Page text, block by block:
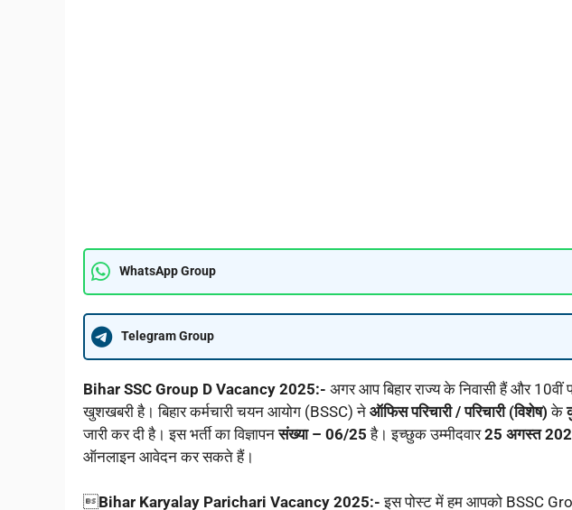
WhatsApp Group
Telegram Group
Bihar SSC Group D Vacancy 2025:- अगर आप बिहार राज्य के निवासी हैं और
खुशखबरी है। बिहार कर्मचारी चयन आयोग (BSSC) ने ऑफिस परिचारी / परिचारी (विशेष) के
जारी कर दी है। इस भर्ती का विज्ञापनसंख्या – 06/25 है। इच्छुक उम्मीदवार25 अगस्त
ऑनलाइन आवेदन कर सकते हैं।
Bihar Karyalay Parichari Vacancy 2025:- इस पोस्ट में हम आपको BSSC